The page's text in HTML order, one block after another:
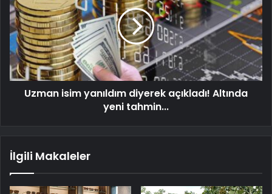
Uzman isim yanıldım diyerek açıkladı! Altında
yeni tahmin...
İlgili Makaleler